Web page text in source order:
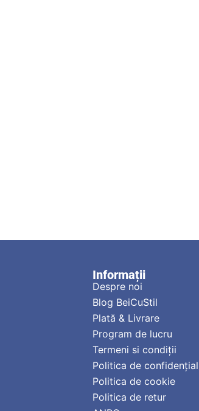
Informații
Despre noi
Blog BeiCuStil
Plată & Livrare
Program de lucru
Termeni si condiții
Politica de
Politica de cookie
Politica de retur